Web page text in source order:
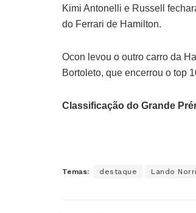
Kimi Antonelli e Russell
do Ferrari de Hamilton.
Ocon levou o outro carro da
Bortoleto, que encerrou o top
Classificação do Grande
Temas: destaque Lando